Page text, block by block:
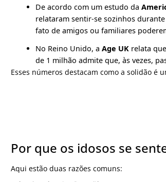
De acordo com um estudo da
relataram sentir-se sozinhos
fato de amigos ou familiares
No Reino Unido, a Age UK relata
de 1 milhão admite que, às vezes,
Esses números destacam como a solidão é
Por que os idosos se
Aqui estão duas razões comuns: